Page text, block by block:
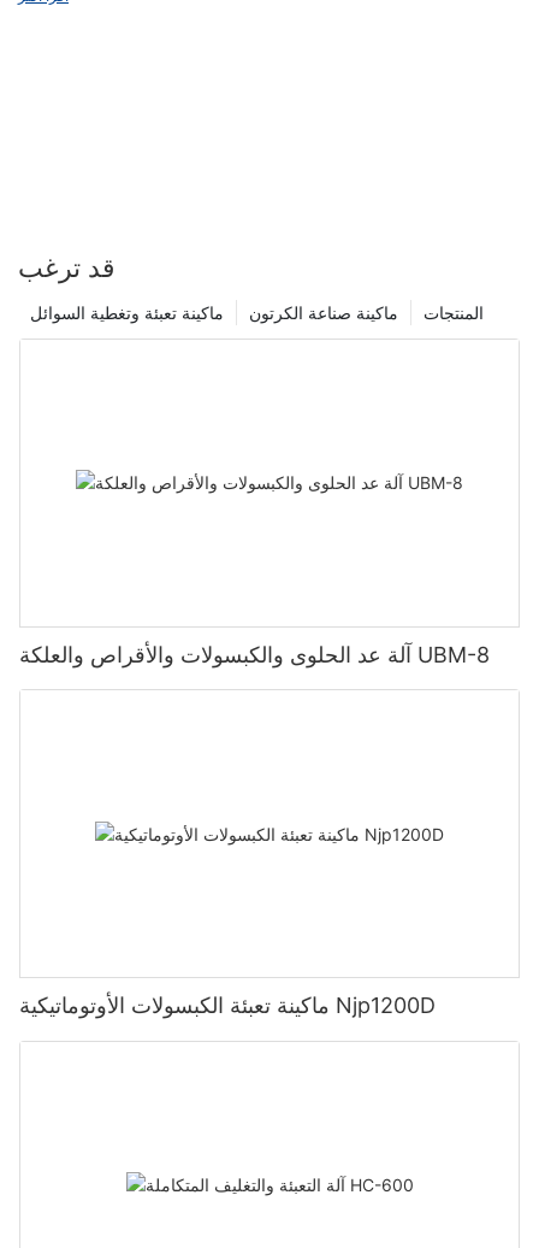
قد ترغب
المنتجات ماكينة صناعة الكرتون ماكينة تعبئة وتغطية السوائل
آلة عد الحلوى والكبسولات والأقراص والعلكة UBM-8
ماكينة تعبئة الكبسولات الأوتوماتيكية Njp1200D